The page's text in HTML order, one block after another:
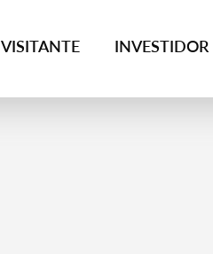
VISITANTE INVESTIDOR